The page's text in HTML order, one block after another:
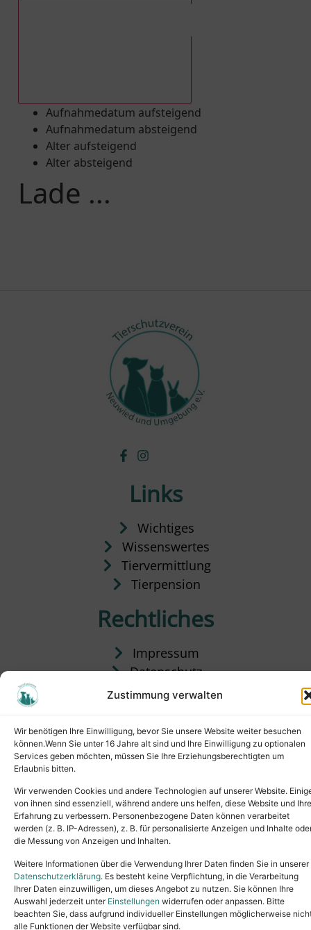
Zustimmung verwalten
Wir benötigen Ihre Einwilligung, bevor Sie unsere Website weiter besuchen
können.Wenn Sie unter 16 Jahre alt sind und Ihre Einwilligung zu optionalen
Services geben möchten, müssen Sie Ihre Erziehungsberechtigten um
Erlaubnis bitten.
Wir verwenden Cookies und andere Technologien auf unserer Website.
von ihnen sind essenziell, während andere uns helfen, diese Website und Ihre
Erfahrung zu verbessern. Personenbezogene Daten können verarbeitet
werden (z. B. IP-Adressen), z. B. für personalisierte Anzeigen und Inhalte
die Messung von Anzeigen und Inhalten.
Weitere Informationen über die Verwendung Ihrer Daten finden Sie in unserer
Datenschutzerklärung. Es besteht keine Verpflichtung, in die Verarbeitung
Ihrer Daten einzuwilligen, um dieses Angebot zu nutzen. Sie können Ihre
Auswahl jederzeit unter Einstellungen widerrufen oder anpassen. Bitte
beachten Sie, dass aufgrund individueller Einstellungen möglicherweise
alle Funktionen der Website verfügbar sind.
Aufnahmedatum aufsteigend
Aufnahmedatum absteigend
Alter aufsteigend
Alter absteigend
Lade ...
Links
Wichtiges
Wissenswertes
Tiervermittlung
Tierpension
Rechtliches
Impressum
Datenschutz
Satzung
Copyright © 2024. All rights reserved.
Tel.: (02631) 55356buero@tierheim-neuwied.de
Ludwigshof 1, 56567 Neuwied